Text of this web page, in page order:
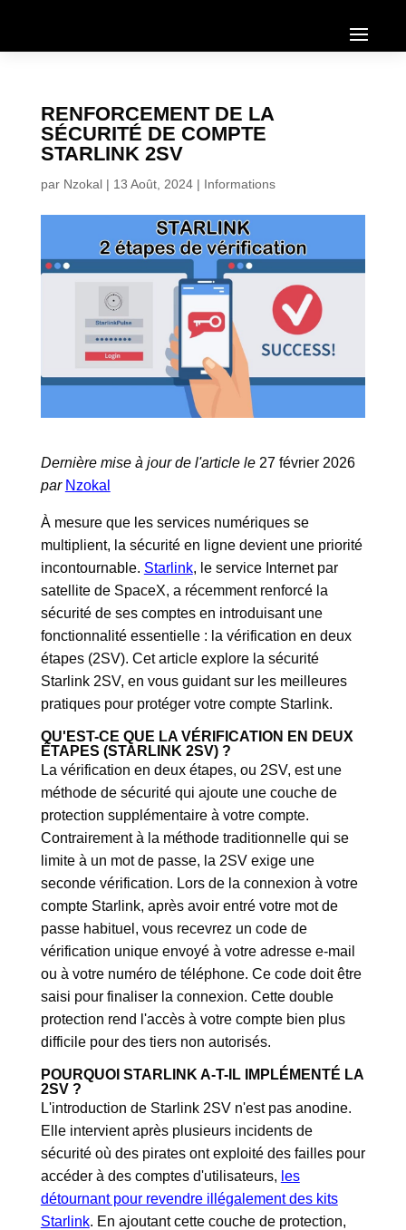
RENFORCEMENT DE LA
SÉCURITÉ DE COMPTE
STARLINK 2SV
par Nzokal| 13 Août, 2024| Informations
Dernière mise à jour de l'article le 27 février 2026
par Nzokal
À mesure que les services numériques se
multiplient, la sécurité en ligne devient une priorité
incontournable. Starlink, le service Internet par
satellite de SpaceX, a récemment renforcé la
sécurité de ses comptes en introduisant une
fonctionnalité essentielle : la vérification en deux
étapes (2SV). Cet article explore la sécurité
Starlink 2SV, en vous guidant sur les meilleures
pratiques pour protéger votre compte Starlink.
QU'EST-CE QUE LA VÉRIFICATION EN DEUX
ÉTAPES (STARLINK 2SV) ?
La vérification en deux étapes, ou 2SV, est une
méthode de sécurité qui ajoute une couche de
protection supplémentaire à votre compte.
Contrairement à la méthode traditionnelle qui se
limite à un mot de passe, la 2SV exige une
seconde vérification. Lors de la connexion à votre
compte Starlink, après avoir entré votre mot de
passe habituel, vous recevrez un code de
vérification unique envoyé à votre adresse e-mail
ou à votre numéro de téléphone. Ce code doit être
saisi pour finaliser la connexion. Cette double
protection rend l'accès à votre compte bien plus
difficile pour des tiers non autorisés.
POURQUOI STARLINK A-T-IL IMPLÉMENTÉ LA
2SV ?
L'introduction de Starlink 2SV n'est pas anodine.
Elle intervient après plusieurs incidents de
sécurité où des pirates ont exploité des failles pour
accéder à des comptes d'utilisateurs, les
détournant pour revendre illégalement des kits
Starlink. En ajoutant cette couche de protection,